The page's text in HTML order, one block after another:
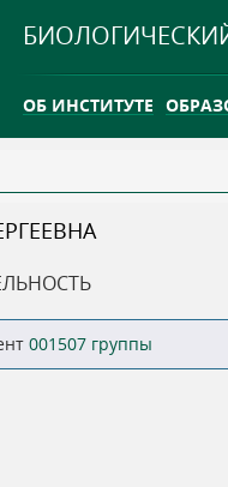
ОБ ИНСТИТУТЕ
ТГУ ОТКРЫЛ
001507 группы